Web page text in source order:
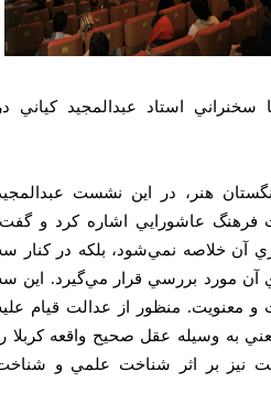
پنجشنبه 6 آذر با سخنراني استاد عبدالمجيد كياني در
هنر، در اين نشست عبدالمجيد
فرهنگ عاشورايي اشاره كرد و گفت:
آن خلاصه نمي‌شود، بلكه در كنار سه
مورد بررسي قرار مي‌گيرد. اين سه
معنويت. منظور از عدالت قيام عليه
به وسيله عقل صحيح واقعه كربلا را
نيز بر اثر شناخت علمي و شناخت